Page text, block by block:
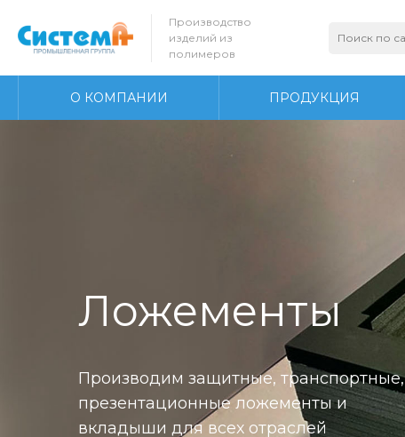
Производство
изделий из
полимеров
О КОМПАНИИ ПРОДУКЦИЯ
Ложементы
Производим защитные, транспортные,
презентационные ложементы и
вкладыши для всех отраслей